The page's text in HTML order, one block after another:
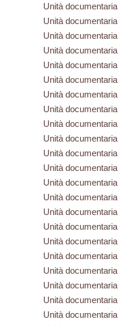
Unità documentaria
Unità documentaria
Unità documentaria
Unità documentaria
Unità documentaria
Unità documentaria
Unità documentaria
Unità documentaria
Unità documentaria
Unità documentaria
Unità documentaria
Unità documentaria
Unità documentaria
Unità documentaria
Unità documentaria
Unità documentaria
Unità documentaria
Unità documentaria
Unità documentaria
Unità documentaria
Unità documentaria
Unità documentaria